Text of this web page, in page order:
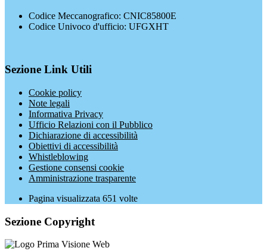
Codice Meccanografico: CNIC85800E
Codice Univoco d'ufficio: UFGXHT
Sezione Link Utili
Cookie policy
Note legali
Informativa Privacy
Ufficio Relazioni con il Pubblico
Dichiarazione di accessibilità
Obiettivi di accessibilità
Whistleblowing
Gestione consensi cookie
Amministrazione trasparente
Pagina visualizzata 651 volte
Sezione Copyright